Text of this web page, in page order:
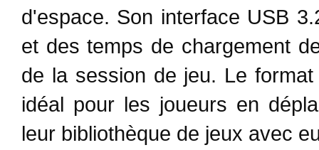
d'espace. Son interface USB
et des temps de chargement
de la session de jeu. Le
idéal pour les joueurs en
leur bibliothèque de jeux avec